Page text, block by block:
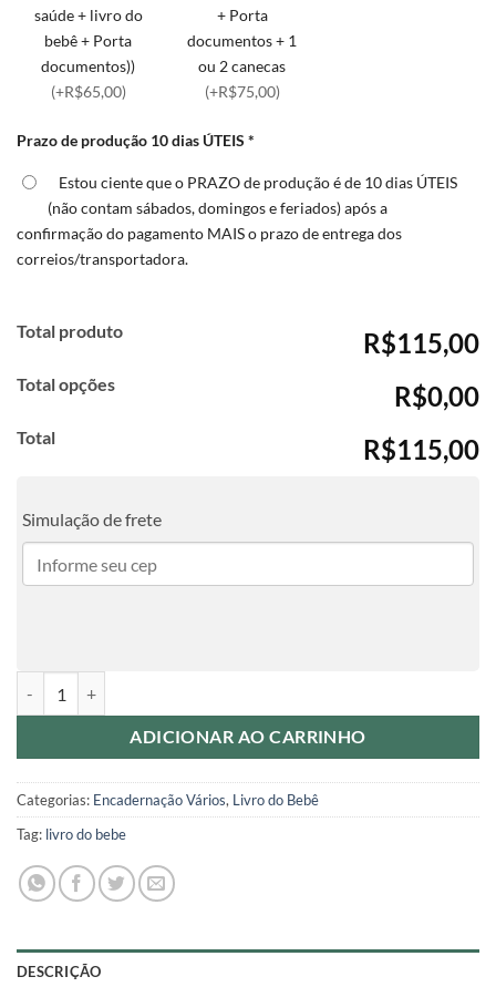
saúde + livro do
bebê + Porta
documentos))
(+R$65,00)
+ Porta
documentos + 1
ou 2 canecas
(+R$75,00)
Prazo de produção 10 dias ÚTEIS *
Estou ciente que o PRAZO de produção é de 10 dias ÚTEIS
(não contam sábados, domingos e feriados) após a
confirmação do pagamento MAIS o prazo de entrega dos
correios/transportadora.
Total produto R$115,00
Total opções R$0,00
Total R$115,00
Simulação de frete
ADICIONAR AO CARRINHO
Categorias: Encadernação Vários, Livro do Bebê
Tag: livro do bebe
DESCRIÇÃO